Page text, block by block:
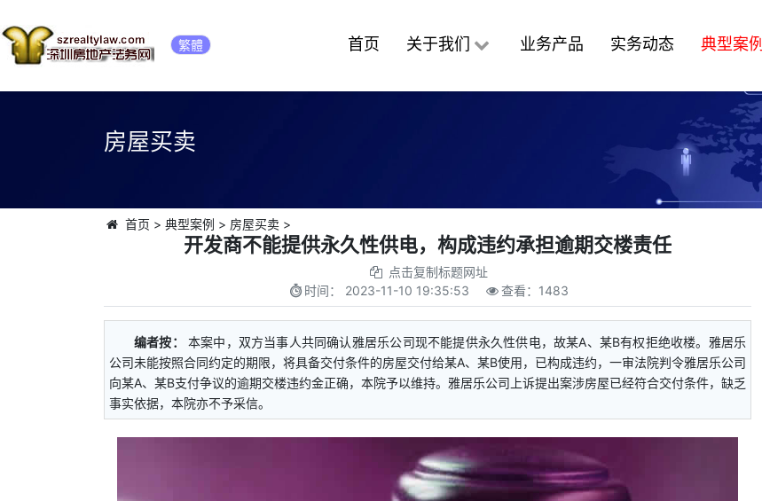
繁體 首页 关于我们 业务产品 实务动态 典型案例
房屋买卖
首页 > 典型案例 > 房屋买卖>
开发商不能提供永久性供电，构成违约承担逾期交楼责任
点击复制标题网址
时间： 2023-11-10 19:35:53 查看： 1483
编者按：
本案中，双方当事人共同确认雅居乐公司现不能提供永久性供电，故某A、某B有权拒绝收楼。雅居乐
公司未能按照合同约定的期限，将具备交付条件的房屋交付给某A、某B使用，已构成违约，一审法院判令雅居乐公司
向某A、某B支付争议的逾期交楼违约金正确，本院予以维持。雅居乐公司上诉提出案涉房屋已经符合交付条件，缺乏
事实依据，本院亦不予采信。